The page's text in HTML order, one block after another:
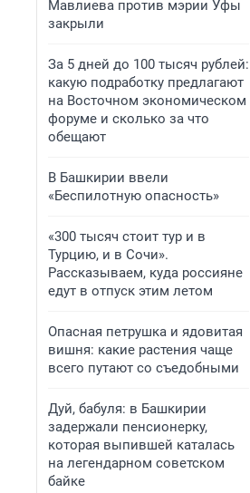
Мавлиева против мэрии Уфы
закрыли
За 5 дней до 100 тысяч рублей:
какую подработку предлагают
на Восточном экономическом
форуме и сколько за что
обещают
В Башкирии ввели
«Беспилотную опасность»
«300 тысяч стоит тур и в
Турцию, и в Сочи».
Рассказываем, куда россияне
едут в отпуск этим летом
Опасная петрушка и ядовитая
вишня: какие растения чаще
всего путают со съедобными
Дуй, бабуля: в Башкирии
задержали пенсионерку,
которая выпившей каталась
на легендарном советском
байке